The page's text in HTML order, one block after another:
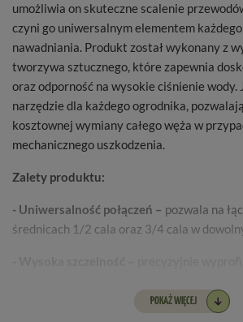
umożliwia on skuteczne scalenie
czyni go uniwersalnym elementem
nawadniania. Produkt został wykonany z
tworzywa sztucznego, które zapewnia
oraz odporność na wysokie ciśnienie wody.
narzędzie dla każdego ogrodnika,
kosztownej wymiany całego węża w
mechanicznego uszkodzenia.
Zalety produktu:
- Uniwersalność połączeń – pozwala na
średnicach 1/2 cala oraz 3/4 cala w
wykonany z
POKAŻ WIĘCEJ